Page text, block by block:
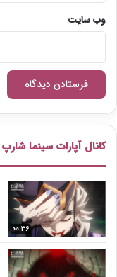
وب‌ سایت
کانال آپارات سینما شارپ
00:36